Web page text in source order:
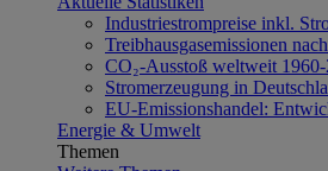
Industriestrompreise inkl.
Treibhausgasemissionen
CO₂-Ausstoß weltweit
Stromerzeugung in
EU-Emissionshandel:
Energie & Umwelt
Themen